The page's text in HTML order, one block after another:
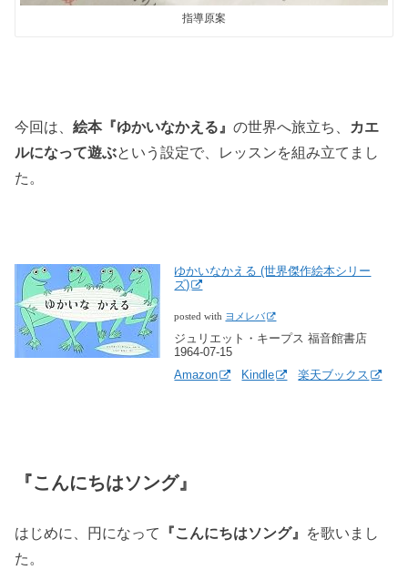
指導原案
今回は、絵本『ゆかいなかえる』の世界へ旅立ち、 カエ
ルになって遊ぶという設定で、レッスンを組み立てまし
た。
ゆかいなかえる (世界傑作絵本シリー
ズ)
posted with ヨメレバ
ジュリエット・キープス 福音館書店
1964-07-15
Amazon
Kindle 楽天ブックス
『こんにちはソング』
はじめに、円になって 『こんにちはソング』 を歌いまし
た。